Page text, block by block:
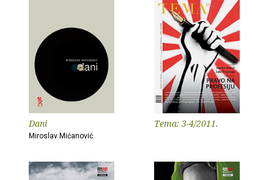
Dani
Miroslav Mićanović
Tema: 3-4/2011.